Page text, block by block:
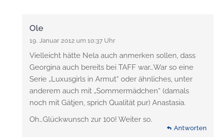
Ole
19. Januar 2012 um 10:37 Uhr
Vielleicht hätte Nela auch anmerken sollen, dass
Georgina auch bereits bei TAFF war…War so eine
Serie „Luxusgirls in Armut“ oder ähnliches, unter
anderem auch mit „Sommermädchen“ (damals
noch mit Gätjen, sprich Qualität pur) Anastasia.
Oh…Glückwunsch zur 100! Weiter so.
Antworten